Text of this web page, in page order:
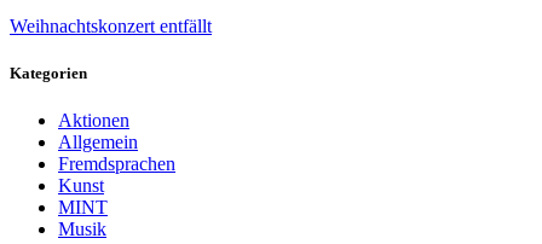
Weihnachtskonzert entfällt
Kategorien
Aktionen
Allgemein
Fremdsprachen
Kunst
MINT
Musik